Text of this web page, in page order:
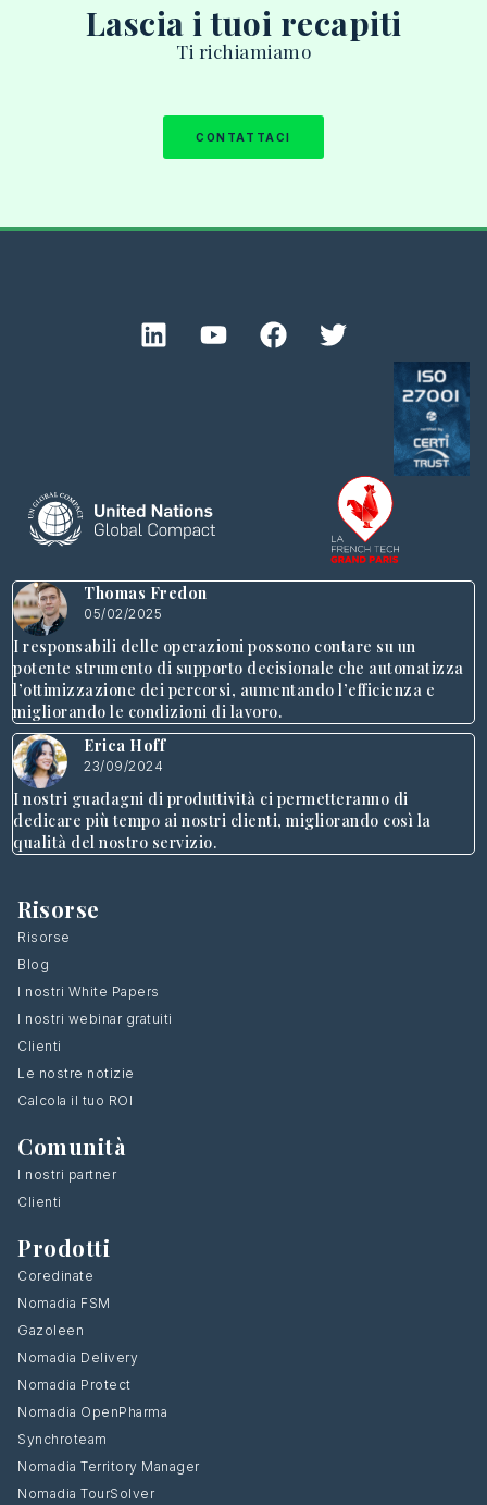
Lascia i tuoi recapiti
Ti richiamiamo
CONTATTACI
Thomas Fredon
05/02/2025
I responsabili delle operazioni possono contare su un
potente strumento di supporto decisionale che automatizza
l’ottimizzazione dei percorsi, aumentando l’efficienza e
migliorando le condizioni di lavoro.
Erica Hoff
23/09/2024
I nostri guadagni di produttività ci permetteranno di
dedicare più tempo ai nostri clienti, migliorando così la
qualità del nostro servizio.
Risorse
Risorse
Blog
I nostri White Papers
I nostri webinar gratuiti
Clienti
Le nostre notizie
Calcola il tuo ROI
Comunità
I nostri partner
Clienti
Prodotti
Coredinate
Nomadia FSM
Gazoleen
Nomadia Delivery
Nomadia Protect
Nomadia OpenPharma
Synchroteam
Nomadia Territory Manager
Nomadia TourSolver